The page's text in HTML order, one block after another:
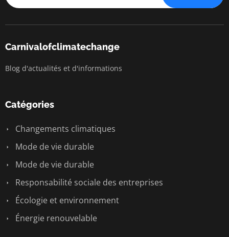
Carnivalofclimatechange
Blog d'actualités et d'informations
Catégories
Changements climatiques
Mode de vie durable
Mode de vie durable
Responsabilité sociale des entreprises
Écologie et environnement
Énergie renouvelable